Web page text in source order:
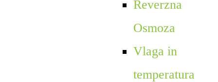
Reverzna
Osmoza
Vlaga in
temperatura